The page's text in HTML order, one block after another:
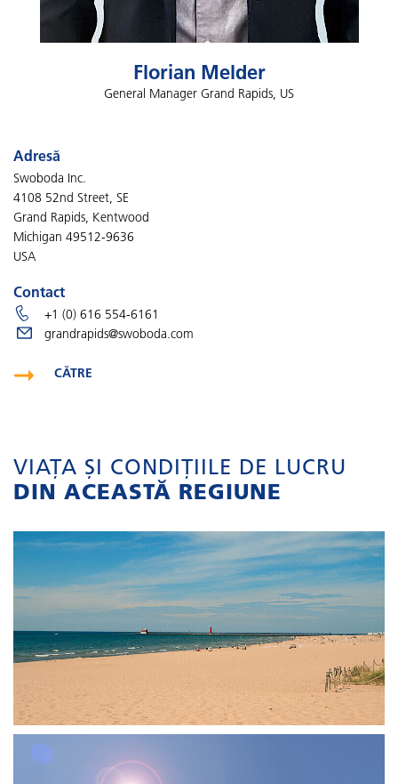
Florian Melder
General Manager Grand Rapids, US
Adresă
Swoboda Inc.
4108 52nd Street, SE
Grand Rapids, Kentwood
Michigan 49512-9636
USA
Contact
+1 (0) 616 554-6161
grandrapids@swoboda.com
CĂTRE
VIAȚA ȘI CONDIȚIILE DE LUCRU
DIN ACEASTĂ REGIUNE